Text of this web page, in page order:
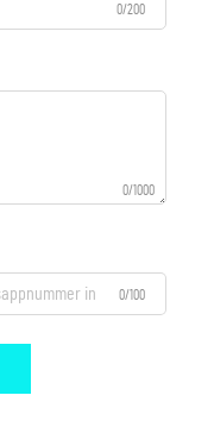
0/200
0/1000
0/100